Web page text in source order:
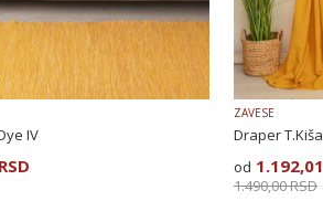
IV
RSD
ZAVESE
Draper T.Kiša
1.192,01
1.490,00RSD